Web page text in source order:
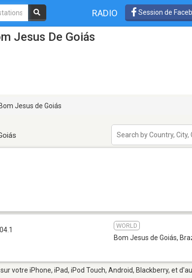
RADIO Session de
Jesus De Goiás
Bom Jesus de Goiás
WORLD
Bom Jesus de Goiás,
votre iPhone, iPad, iPod Touch, Android, Blackberry, et